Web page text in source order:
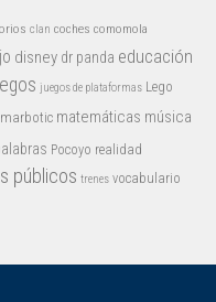
clan coches comomola
disney dr panda educación
juegos de plataformas Lego
marbotic matemáticas música
Pocoyo realidad
públicos trenes vocabulario